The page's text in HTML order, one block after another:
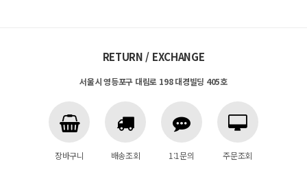
RETURN / EXCHANGE
서울시 영등포구 대림로 198 대경빌딩 405호
장바구니 배송조회 1:1문의 주문조회